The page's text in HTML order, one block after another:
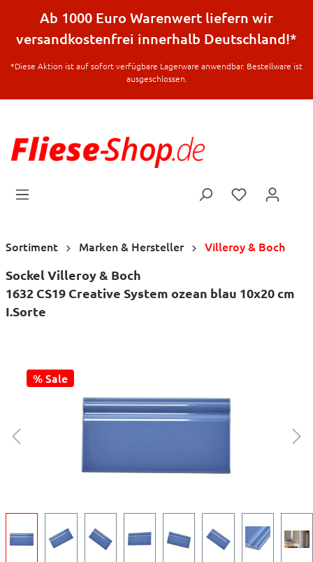
springen
Ab 1000 Euro Warenwert liefern wir
versandkostenfrei innerhalb Deutschland!*
*Diese Aktion ist auf sofort verfügbare Lagerware anwendbar. Bestellware ist
ausgeschlossen.
Sortiment Marken & Hersteller Villeroy & Boch
Sockel Villeroy & Boch
1632 CS19 Creative System ozean blau 10x20 cm
I.Sorte
% Sale